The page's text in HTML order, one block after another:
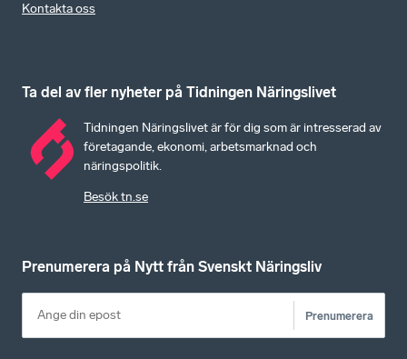
Kontakta oss
Ta del av fler nyheter på Tidningen Näringslivet
Tidningen Näringslivet är för dig som är intresserad av
företagande, ekonomi, arbetsmarknad och
näringspolitik.
Besök tn.se
Prenumerera på Nytt från Svenskt Näringsliv
Prenumerera